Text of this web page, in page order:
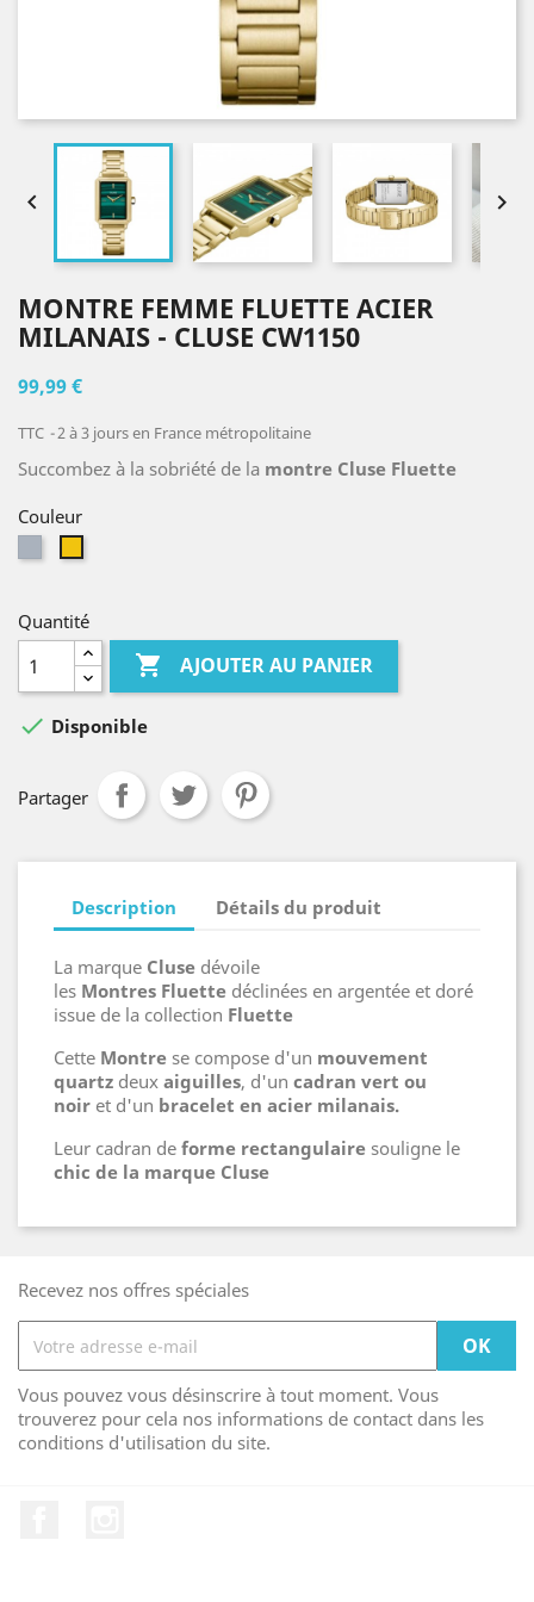
 
MONTRE FEMME FLUETTE ACIER
MILANAIS - CLUSE CW1150
99,99 €
TTC 2 à 3 jours en France métropolitaine
Succombez à la sobriété de la montre Cluse Fluette
Couleur
Quantité
 AJOUTER AU PANIER
 Disponible
Partager
Description Détails du produit
La marque Cluse dévoile
les Montres Fluette déclinées en argentée et doré
issue de la collection Fluette
Cette Montre se compose d'un mouvement
quartz deux aiguilles, d'un cadran vert ou
noir et d'un bracelet en acier milanais.
Leur cadran de forme rectangulaire souligne le
chic de la marque Cluse
Recevez nos offres spéciales
Vous pouvez vous désinscrire à tout moment. Vous
trouverez pour cela nos informations de contact dans les
conditions d'utilisation du site.